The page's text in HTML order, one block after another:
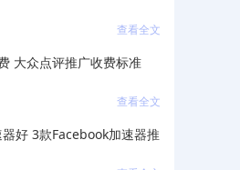
查看全文
大众点评推广收费标准
查看全文
好 3款Facebook加速器推